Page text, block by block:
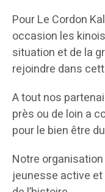
Pour Le Cordon
occasion les
situation et de la
rejoindre dans
A tout nos
près ou de loin a
pour le bien être
Notre
jeunesse active